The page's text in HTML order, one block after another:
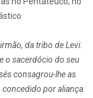
da tribo de Levi.
o sacerdócio do seu
consagrou-lhe as
concedido por aliança